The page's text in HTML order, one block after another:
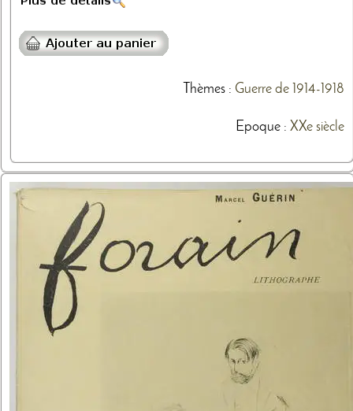
Thèmes: Guerre de 1914-1918
Epoque : XXe siècle